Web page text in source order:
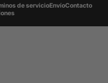
de servicioEnvíoContacto